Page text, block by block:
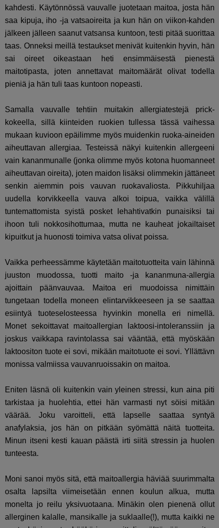
kahdesti. Käytönnössä vauvalle juotetaan maitoa, josta hän
saa kipuja, iho -ja vatsaoireita ja kun hän on viikon-kahden
jälkeen jälleen saanut vatsansa kuntoon, testi pitää suorittaa
taas. Onneksi meillä testaukset menivät kuitenkin hyvin, hän
sai oireet oikeastaan heti ensimmäisestä pienestä
maitotipasta, joten annettavat maitomäärät olivat todella
pieniä ja hän tuli taas kuntoon nopeasti.
Samalla vauvalle tehtiin muitakin allergiatestejä prick-
kokeella, sillä kiinteiden ruokien tullessa tässä vaihessa
mukaan kuvioon epäilimme myös muidenkin ruoka-aineiden
aiheuttavan allergiaa. Testeissä näkyi kuitenkin allergeeni
vain kananmunalle (jonka olimme myös kotona huomanneet
aiheuttavan oireita), joten maidon lisäksi olimmekin jättäneet
senkin aiemmin pois vauvan ruokavaliosta. Pikkuhiljaa
uudella korvikkeella vauva alkoi toipua, vaikka välillä
tuntemattomista syistä posket lehahtivatkin punaisiksi tai
ihoon tuli nokkosihottumaa, mutta ne kauheat jokailtaiset
kipuitkut ja huonosti toimiva vatsa olivat poissa.
Vaikka perheessämme käytetään maitotuotteita vain lähinnä
juuston muodossa, tuotti maito -ja kananmuna-allergia
ajoittain päänvauvaa. Maitoa eri muodoissa nimittäin
tungetaan todella moneen elintarvikkeeseen ja se saattaa
esiintyä tuoteselosteessa hyvinkin monella eri nimellä.
Monet sekoittavat maitoallergian laktoosi-intoleranssiin ja
joskus vaikkapa ravintolassa sai vääntää, että myöskään
laktoositon tuote ei sovi, mikään maitotuote ei sovi. Yllättävn
monissa valmiissa vauvanruoissakin on maitoa.
Eniten läsnä oli kuitenkin vain yleinen stressi, kun aina piti
tarkistaa ja huolehtia, ettei hän varmasti nyt söisi mitään
väärää. Joku varoitteli, että lapselle saattaa syntyä
anafylaksia, jos hän on pitkään syömättä näitä tuotteita.
Minun itseni kesti kauan päästä irti siitä stressin ja huolen
tunteesta.
Moni sanoi myös sitä, että maitoallergia häviää suurimmalta
osalta lapsilta viimeisetään ennen koulun alkua, mutta
monelta jo reilu yksivuotaana. Minäkin olen pienenä ollut
allerginen kalalle, mansikalle ja suklaalle(!), mutta kaikki ne